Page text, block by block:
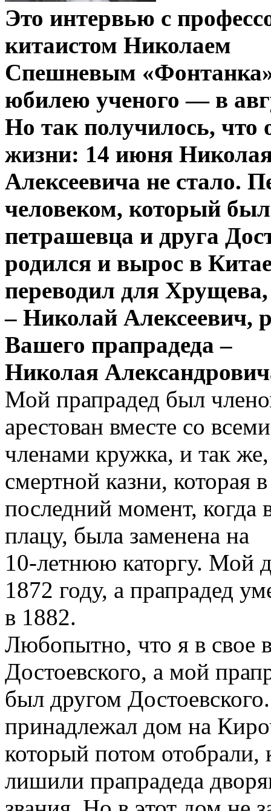
Это интервью с
китаистом Николаем
Спешневым «Фонтанка»
юбилею ученого — в
Но так получилось, что
жизни: 14 июня
Алексеевича не стало.
человеком, который
петрашевца и друга
родился и вырос в
переводил для
– Николай Алексеевич,
Вашего прапрадеда –
Николая
Мой прапрадед был
арестован вместе со всеми
членами кружка, и так
смертной казни, которая в
последний момент, когда
плацу, была заменена на
10-летнюю каторгу. Мой
1872 году, а прапрадед
в 1882.
Любопытно, что я в свое
Достоевского, а мой
был другом
принадлежал дом на
который потом отобрали,
лишили прапрадеда